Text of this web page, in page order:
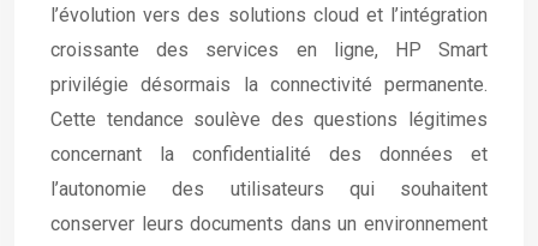
l’évolution vers des solutions cloud et l’intégration
croissante des services en ligne, HP Smart
privilégie désormais la connectivité permanente.
Cette tendance soulève des questions légitimes
concernant la confidentialité des données et
l’autonomie des utilisateurs qui souhaitent
conserver leurs documents dans un environnement